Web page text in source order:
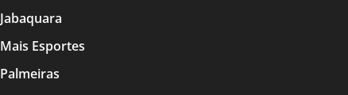
Jabaquara
Mais Esportes
Palmeiras